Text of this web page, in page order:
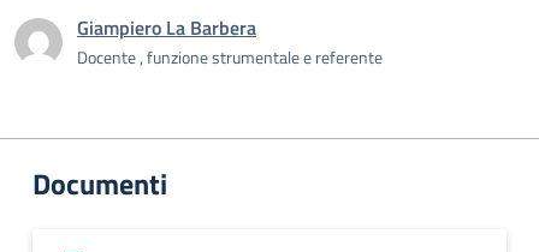
Giampiero La Barbera
Docente , funzione strumentale e referente
Documenti